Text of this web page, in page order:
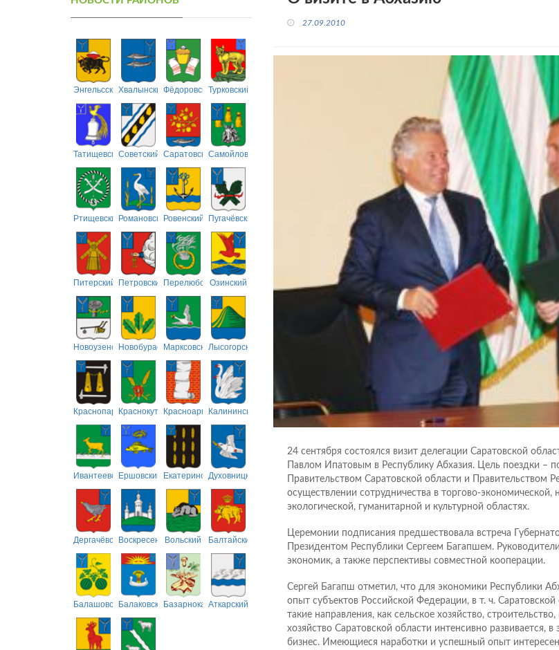
ЭнгельсскийХвалынскийФёдоровскийТурковский
ТатищевскийСоветский СаратовскийСамойловский
РтищевскийРомановскийРовенский Пугачёвский
Питерский ПетровскийПерелюбскийОзинский
НовоузенскийНовобурасскийМарксовскийЛысогорский
Краснопартизанский
КраснокутскийКрасноармейский
Калининский
ИвантеевскийЕршовский ЕкатериновскийДуховницкий
ДергачёвскийВоскресенскийВольский Балтайский
БалашовскийБалаковскийБазарнокарабулакский
Аткарский
27.09.2010
24 сентября состоялся визит делегации Саратовской
Павлом Ипатовым в Республику Абхазия. Цель поездки –
Правительством Саратовской области и Правительством
осуществлении сотрудничества в торгово-экономической,
экологической, гуманитарной и культурной областях.
Церемонии подписания предшествовала встреча
Президентом Республики Сергеем Багапшем.
экономик, а также перспективы совместной кооперации.
Сергей Багапш отметил, что для экономики Республики
опыт субъектов Российской Федерации, в т. ч.
такие направления, как сельское хозяйство,
хозяйство Саратовской области интенсивно развивается,
бизнес. Имеющиеся наработки и успешный опыт